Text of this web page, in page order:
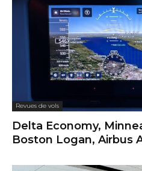
Revues de vols
Delta Economy,
Boston Logan, Airbus